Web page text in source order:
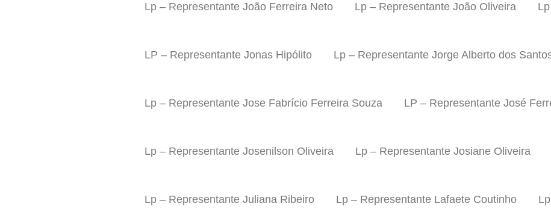
Lp – Representante João Ferreira Neto Lp – Representante João Oliveira
LP – Representante Jonas Hipólito Lp – Representante Jorge Alberto dos
Lp – Representante Jose Fabrício Ferreira Souza LP – Representante José
Lp – Representante Josenilson Oliveira Lp – Representante Josiane Oliveira
Lp – Representante Juliana Ribeiro Lp – Representante Lafaete Coutinho